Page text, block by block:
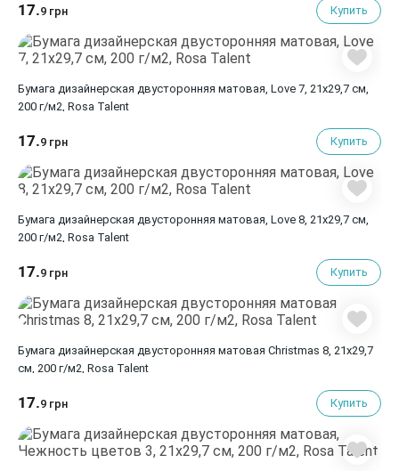
17.9 грн Купить
Бумага дизайнерская двусторонняя матовая, Love 7, 21х29,7 см,
200 г/м2, Rosa Talent
17.9 грн Купить
Бумага дизайнерская двусторонняя матовая, Love 8, 21х29,7 см,
200 г/м2, Rosa Talent
17.9 грн Купить
Бумага дизайнерская двусторонняя матовая Christmas 8, 21х29,7
см, 200 г/м2, Rosa Talent
17.9 грн Купить